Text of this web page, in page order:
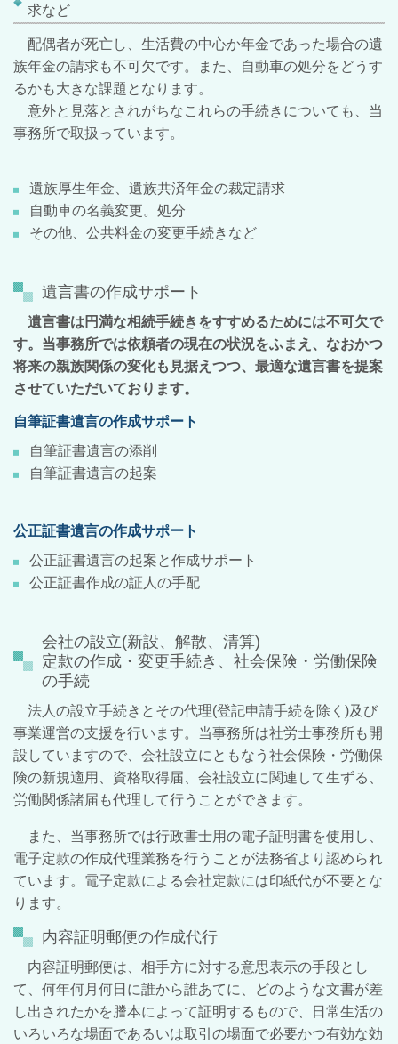
求など
配偶者が死亡し、生活費の中心か年金であった場合の遺
族年金の請求も不可欠です。また、自動車の処分をどうす
るかも大きな課題となります。
意外と見落とされがちなこれらの手続きについても、当
事務所で取扱っています。
遺族厚生年金、遺族共済年金の裁定請求
自動車の名義変更。処分
その他、公共料金の変更手続きなど
遺言書の作成サポート
遺言書は円満な相続手続きをすすめるためには不可欠で
す。当事務所では依頼者の現在の状況をふまえ、なおかつ
将来の親族関係の変化も見据えつつ、最適な遺言書を提案
させていただいております。
自筆証書遺言の作成サポート
自筆証書遺言の添削
自筆証書遺言の起案
公正証書遺言の作成サポート
公正証書遺言の起案と作成サポート
公正証書作成の証人の手配
会社の設立(新設、解散、清算)
定款の作成・変更手続き、社会保険・労働保険
の手続
法人の設立手続きとその代理(登記申請手続を除く)及び
事業運営の支援を行います。当事務所は社労士事務所も開
設していますので、会社設立にともなう社会保険・労働保
険の新規適用、資格取得届、会社設立に関連して生ずる、
労働関係諸届も代理して行うことができます。
また、当事務所では行政書士用の電子証明書を使用し、
電子定款の作成代理業務を行うことが法務省より認められ
ています。電子定款による会社定款には印紙代が不要とな
ります。
内容証明郵便の作成代行
内容証明郵便は、相手方に対する意思表示の手段とし
て、何年何月何日に誰から誰あてに、どのような文書が差
し出されたかを謄本によって証明するもので、日常生活の
いろいろな場面であるいは取引の場面で必要かつ有効な効